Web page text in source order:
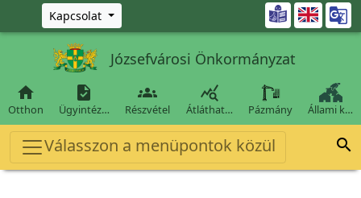
Ugrás a fő tartalomra
Kapcsolat 
Józsefvárosi Önkormányzat

Otthon

Ügyintéz…

Részvétel

Átláthat… Pázmány Állami k…
Válasszon a menüpontok közül 